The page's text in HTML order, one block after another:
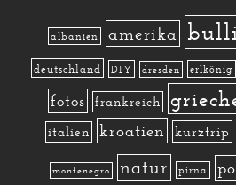
albanien amerika
deutschland DIY dresden erlkönig
fotos frankreich
italien kroatien kurztrip
montenegro natur pirna